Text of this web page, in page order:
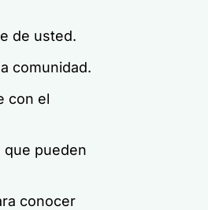
de usted.
comunidad.
con el
pueden
conocer